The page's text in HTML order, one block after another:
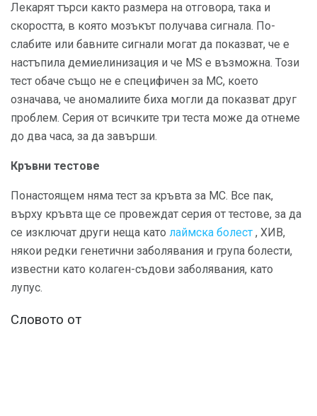
Лекарят търси както размера на отговора, така и
скоростта, в която мозъкът получава сигнала. По-
слабите или бавните сигнали могат да показват, че е
настъпила демиелинизация и че MS е възможна. Този
тест обаче също не е специфичен за МС, което
означава, че аномалиите биха могли да показват друг
проблем. Серия от всичките три теста може да отнеме
до два часа, за да завърши.
Кръвни тестове
Понастоящем няма тест за кръвта за МС. Все пак,
върху кръвта ще се провеждат серия от тестове, за да
се изключат други неща като лаймска болест , ХИВ,
някои редки генетични заболявания и група болести,
известни като колаген-съдови заболявания, като
лупус.
Словото от